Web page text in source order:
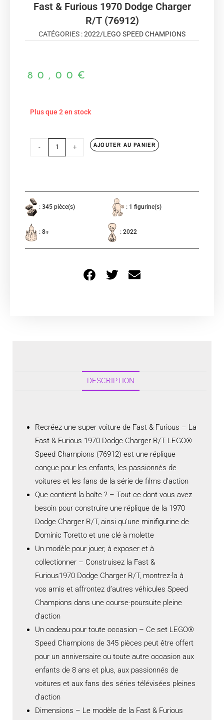
Fast & Furious 1970 Dodge Charger
R/T (76912)
CATÉGORIES :2022/LEGO SPEED CHAMPIONS
80,00 €
Plus que 2 en stock
- + AJOUTER AU PANIER
: 345 pièce(s) : 1 figurine(s)
: 8+ : 2022
DESCRIPTION
Recréez une super voiture de Fast & Furious – La
Fast & Furious 1970 Dodge Charger R/T LEGO®
Speed Champions (76912) est une réplique
conçue pour les enfants, les passionnés de
voitures et les fans de la série de films d’action
Que contient la boîte ? – Tout ce dont vous avez
besoin pour construire une réplique de la 1970
Dodge Charger R/T, ainsi qu’une minifigurine de
Dominic Toretto et une clé à molette
Un modèle pour jouer, à exposer et à
collectionner – Construisez la Fast &
Furious1970 Dodge Charger R/T, montrez-la à
vos amis et affrontez d’autres véhicules Speed
Champions dans une course-poursuite pleine
d’action
Un cadeau pour toute occasion – Ce set LEGO®
Speed Champions de 345 pièces peut être offert
pour un anniversaire ou toute autre occasion aux
enfants de 8 ans et plus, aux passionnés de
voitures et aux fans des séries télévisées pleines
d’action
Dimensions – Le modèle de la Fast & Furious